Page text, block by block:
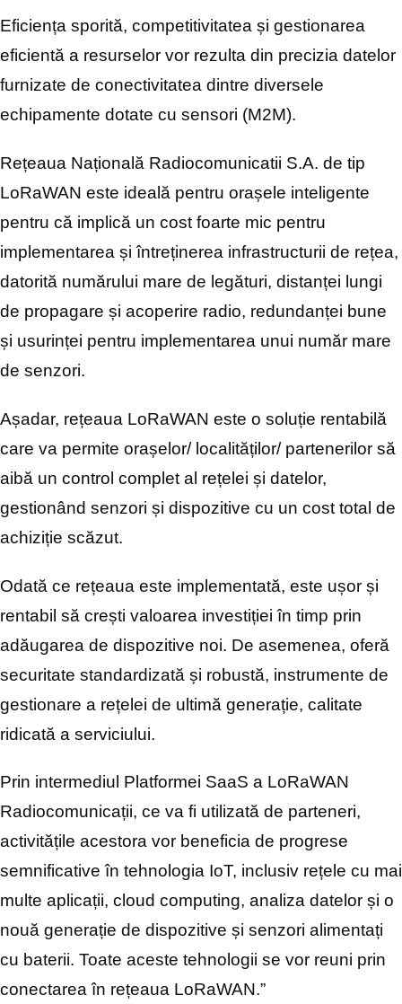
Eficiența sporită, competitivitatea și gestionarea
eficientă a resurselor vor rezulta din precizia datelor
furnizate de conectivitatea dintre diversele
echipamente dotate cu sensori (M2M).
Rețeaua Națională Radiocomunicatii S.A. de tip
LoRaWAN este ideală pentru orașele inteligente
pentru că implică un cost foarte mic pentru
implementarea și întreținerea infrastructurii de rețea,
datorită numărului mare de legături, distanței lungi
de propagare și acoperire radio, redundanței bune
și usurinței pentru implementarea unui număr mare
de senzori.
Așadar, rețeaua LoRaWAN este o soluție rentabilă
care va permite orașelor/ localităților/ partenerilor să
aibă un control complet al rețelei și datelor,
gestionând senzori și dispozitive cu un cost total de
achiziție scăzut.
Odată ce rețeaua este implementată, este ușor și
rentabil să crești valoarea investiției în timp prin
adăugarea de dispozitive noi. De asemenea, oferă
securitate standardizată și robustă, instrumente de
gestionare a rețelei de ultimă generație, calitate
ridicată a serviciului.
Prin intermediul Platformei SaaS a LoRaWAN
Radiocomunicații, ce va fi utilizată de parteneri,
activitățile acestora vor beneficia de progrese
semnificative în tehnologia IoT, inclusiv rețele cu mai
multe aplicații, cloud computing, analiza datelor și o
nouă generație de dispozitive și senzori alimentați
cu baterii. Toate aceste tehnologii se vor reuni prin
conectarea în rețeaua LoRaWAN.”